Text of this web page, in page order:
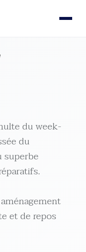
du week-
du
superbe
et de repos